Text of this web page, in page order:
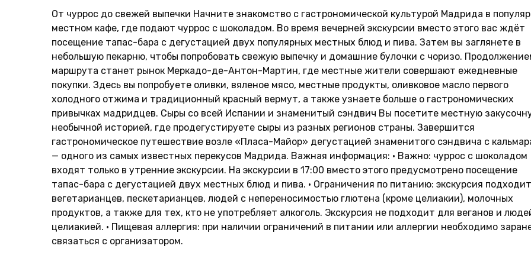
От чуррос до свежей выпечки Начните знакомство с гастрономической культурой Мадрида в
местном кафе, где подают чуррос с шоколадом. Во время вечерней экскурсии вместо этого вас ждёт
посещение тапас-бара с дегустацией двух популярных местных блюд и пива. Затем вы заглянете в
небольшую пекарню, чтобы попробовать свежую выпечку и домашние булочки с чоризо.
маршрута станет рынок Меркадо-де-Антон-Мартин, где местные жители совершают ежедневные
покупки. Здесь вы попробуете оливки, вяленое мясо, местные продукты, оливковое масло первого
холодного отжима и традиционный красный вермут, а также узнаете больше о гастрономических
привычках мадридцев. Сыры со всей Испании и знаменитый сэндвич Вы посетите местную
необычной историей, где продегустируете сыры из разных регионов страны. Завершится
гастрономическое путешествие возле «Пласа-Майор» дегустацией знаменитого сэндвича с
— одного из самых известных перекусов Мадрида. Важная информация: • Важно: чуррос с шоколадом
входят только в утренние экскурсии. На экскурсии в 17:00 вместо этого предусмотрено посещение
тапас-бара с дегустацией двух местных блюд и пива. • Ограничения по питанию: экскурсия
вегетарианцев, пескетарианцев, людей с непереносимостью глютена (кроме целиакии), молочных
продуктов, а также для тех, кто не употребляет алкоголь. Экскурсия не подходит для веганов и
целиакией. • Пищевая аллергия: при наличии ограничений в питании или аллергии необходимо
связаться с организатором.